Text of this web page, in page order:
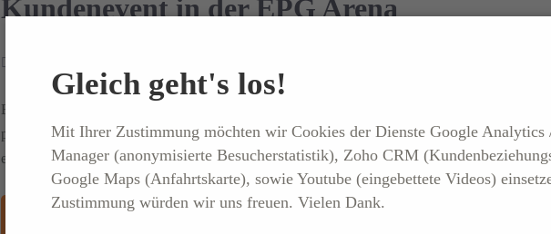
Kundenevent in der EPG Arena
Ein Abend voller Impulse, Austausch und Emotionen: Beim zweiten Kundenevent in der EPG
präsentierte die ELSEN-Gruppe innovative Logistik- und Personallösungen für volatile Märkte
eingebettet in ein einzigartiges Live-Sporterlebnis.
Gleich geht's los!
Mit Ihrer Zustimmung möchten wir Cookies der Dienste Google Analytics
Manager (anonymisierte Besucherstatistik), Zoho CRM
Google Maps (Anfahrtskarte), sowie Youtube (eingebettete Videos)
Zustimmung würden wir uns freuen. Vielen Dank.